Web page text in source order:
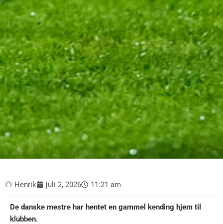
Henrik juli 2, 2026 11:21 am
De danske mestre har hentet en gammel kending hjem til
klubben.